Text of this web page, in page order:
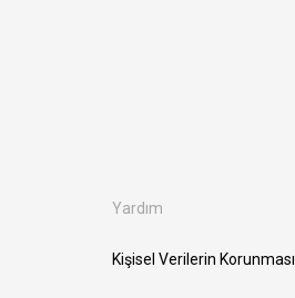
Yardım
Kişisel Verilerin Korunması